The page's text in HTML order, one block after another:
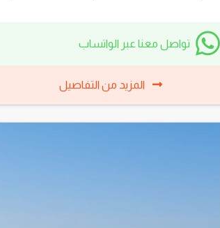
تواصل معنا عبر الواتساب
المزيد من التفاصيل